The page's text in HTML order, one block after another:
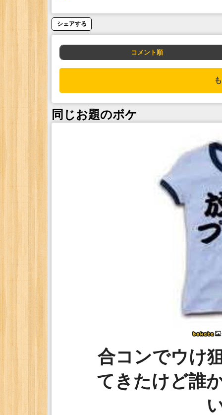
シェアする
コメント順
同じお題のボケ
合コンでウけ
てきたけど誰